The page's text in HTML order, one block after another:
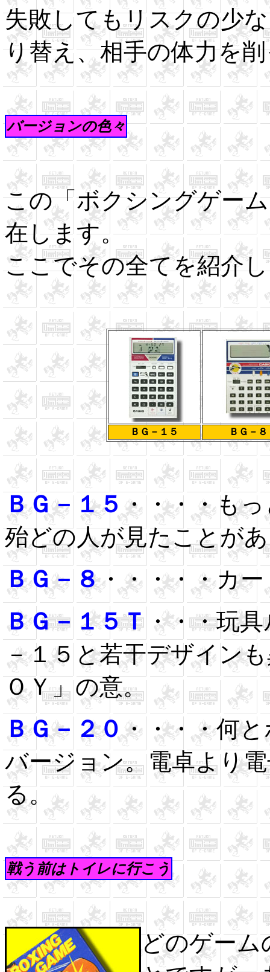
失敗してもリスクの少
り替え、相手の体力を
バージョンの色々
この「ボクシングゲー
在します。
ここでその全てを紹介
ＢＧ－１５ ＢＧ－８
ＢＧ－１５ ・・・・も
殆どの人が見たことが
ＢＧ－８・・・・・カ
ＢＧ－１５Ｔ ・・・玩
－１５と若干デザイン
ＯＹ」の意。
ＢＧ－２０・・・・何
バージョン。電卓より
る。
戦う前はトイレに行こう
どのゲーム